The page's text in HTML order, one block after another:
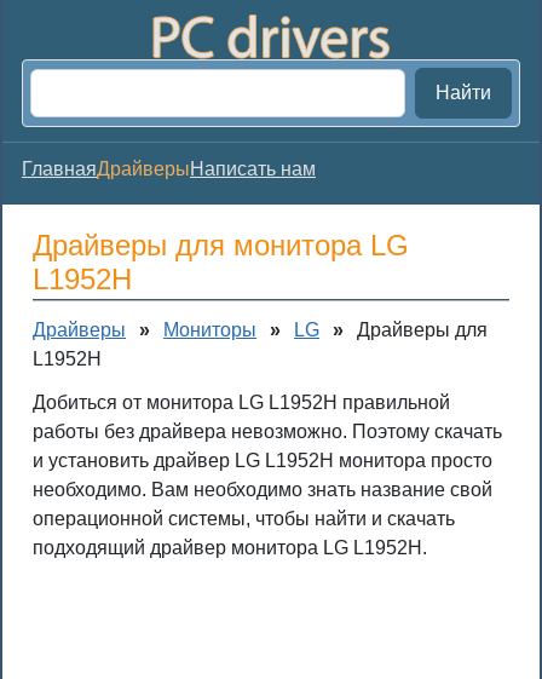
Найти
ГлавнаяДрайверыНаписать нам
Драйверы для монитора LG
L1952H
Драйверы » Мониторы » LG »
Драйверы для
L1952H
Добиться от монитора LG L1952H правильной
работы без драйвера невозможно. Поэтому скачать
и установить драйвер LG L1952H монитора просто
необходимо. Вам необходимо знать название свой
операционной системы, чтобы найти и скачать
подходящий драйвер монитора LG L1952H.